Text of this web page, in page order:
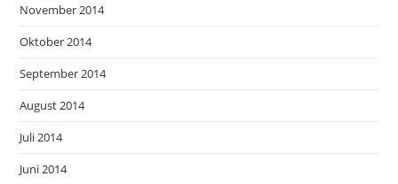
November 2014
Oktober 2014
September 2014
August 2014
Juli 2014
Juni 2014